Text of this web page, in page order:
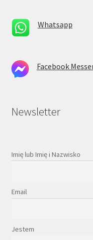
Whatsapp
Facebook
Newsletter
Imię lub Imię i Nazwisko
Email
Jestem